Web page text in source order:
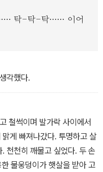
아 작가의 후기는 이 작가만
.
다. 작품 속 사고의 궤적은
만큼 위태로운 커브를 그리
어들을 생경한 방식으로 충
꿈 또는 무의식 속으로 위험
분신이라 할 수 있는 주인
고독하게 떠돌다 불현듯 깨
무한 우주는 그 순간 스스로
…… 탁-탁-탁…… 이어
각했다.
철썩이며 발가락 사이에서
게 빠져나갔다. 투명하고 살
천천히 깨물고 싶었다. 두 손
물웅덩이가 햇살을 받아 고